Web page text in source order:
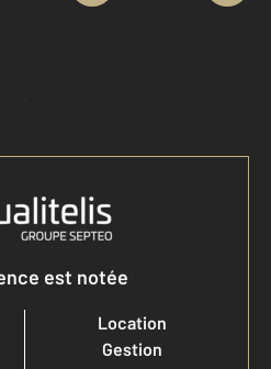
à mon compte
est notée
Location
Gestion